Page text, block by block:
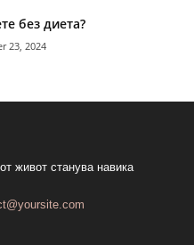
без диета?
23, 2024
живот станува навика